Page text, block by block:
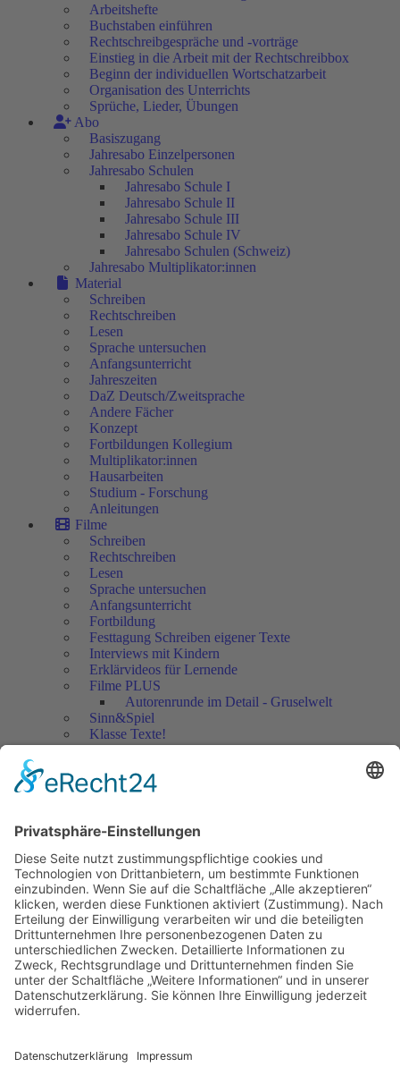
Arbeitshefte
Buchstaben einführen
Rechtschreibgespräche und -vorträge
Einstieg in die Arbeit mit der Rechtschreibbox
Beginn der individuellen Wortschatzarbeit
Organisation des Unterrichts
Sprüche, Lieder, Übungen
Abo
Basiszugang
Jahresabo Einzelpersonen
Jahresabo Schulen
Jahresabo Schule I
Jahresabo Schule II
Jahresabo Schule III
Jahresabo Schule IV
Jahresabo Schulen (Schweiz)
Jahresabo Multiplikator:innen
Material
Schreiben
Rechtschreiben
Lesen
Sprache untersuchen
Anfangsunterricht
Jahreszeiten
DaZ Deutsch/Zweitsprache
Andere Fächer
Konzept
Fortbildungen Kollegium
Multiplikator:innen
Hausarbeiten
Studium - Forschung
Anleitungen
Filme
Schreiben
Rechtschreiben
Lesen
Sprache untersuchen
Anfangsunterricht
Fortbildung
Festtagung Schreiben eigener Texte
Interviews mit Kindern
Erklärvideos für Lernende
Filme PLUS
Autorenrunde im Detail - Gruselwelt
Sinn&Spiel
Klasse Texte!
Filmausschnitte Grundschule
Jedes Kind wertschätzen!
Artikel
Artikel 2018
Artikel 2017
Artikel 2016
Artikel 2015
Artikel 2014
Artikel 2013
Artikel 2012
Artikel bis 2011
Artikel zum Download - Religion
Artikel zum Download
Autorenrunden